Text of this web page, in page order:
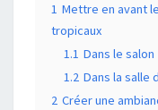
1 Mettre en avant
tropicaux
1.1 Dans le salon
1.2 Dans la salle
2 Créer une